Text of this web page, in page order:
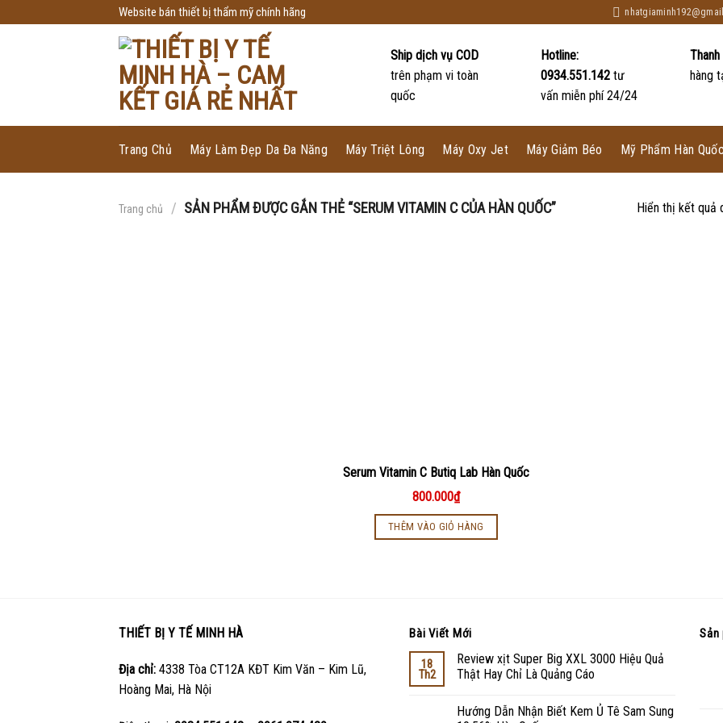
to
Website bán thiết bị thẩm mỹ chính hãng
Ship dịch vụ COD
trên phạm vi toàn
quốc
Hotline:
0934.551.142tư
vấn miễn phí 24/24
hàng
Trang Chủ Máy Làm Đẹp Da Đa Năng Máy Triệt Lông Máy Oxy Jet Máy Giảm Béo Mỹ Phẩm Hàn
Trang chủ / SẢN PHẨM ĐƯỢC GẮN THẺ “SERUM VITAMIN C CỦA HÀN QUỐC” Hiển thị kết quả
Serum Vitamin C Butiq Lab Hàn Quốc
800.000₫
THÊM VÀO GIỎ HÀNG
THIẾT BỊ Y TẾ MINH HÀ
Địa chỉ: 4338 Tòa CT12A KĐT Kim Văn – Kim Lũ,
Hoàng Mai, Hà Nội
Bài Viết Mới
18
Th2
Review xịt Super Big XXL 3000 Hiệu Quả
Thật Hay Chỉ Là Quảng Cáo
Hướng Dẫn Nhận Biết Kem Ủ Tê Sam Sung
Sản